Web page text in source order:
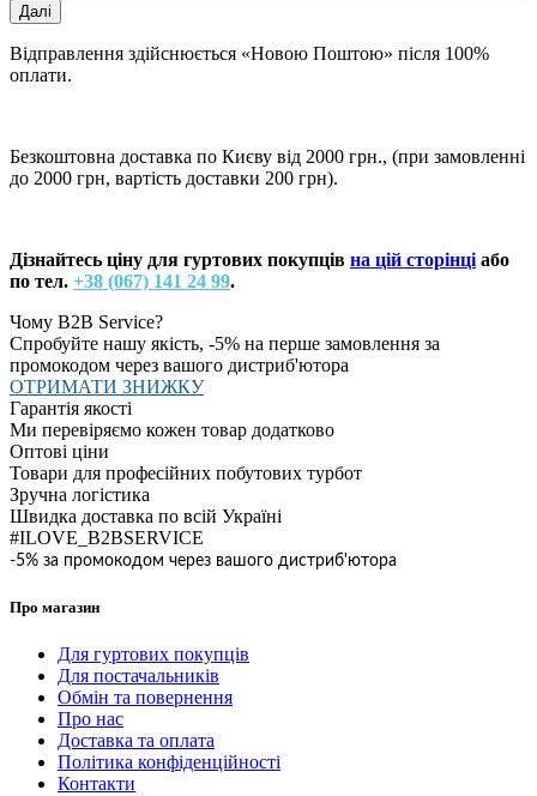
Далі
Відправлення здійснюється «Новою Поштою» після 100%
оплати.
Безкоштовна доставка по Києву від 2000 грн., (при замовленні
до 2000 грн, вартість доставки 200 грн).
Дізнайтесь ціну для гуртових покупців на цій сторінці або
по тел. +38 (067) 141 24 99.
Чому B2B Service?
Спробуйте нашу якість, -5% на перше замовлення за
промокодом через вашого дистриб'ютора
ОТРИМАТИ ЗНИЖКУ
Гарантія якості
Ми перевіряємо кожен товар додатково
Оптові ціни
Товари для професійних побутових турбот
Зручна логістика
Швидка доставка по всій Україні
#ILOVE_B2BSERVICE
-5% за промокодом через вашого дистриб'ютора
Про магазин
Для гуртових покупців
Для постачальників
Обмін та повернення
Про нас
Доставка та оплата
Політика конфіденційності
Контакти